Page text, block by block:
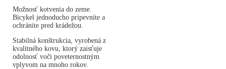
Možnosť kotvenia do zeme.
Bicykel jednoducho pripevníte a
ochránite pred krádežou.
Stabilná konštrukcia, vyrobená z
kvalitného kovu, ktorý zaisťuje
odolnosť voči poveternostným
vplyvom na mnoho rokov.